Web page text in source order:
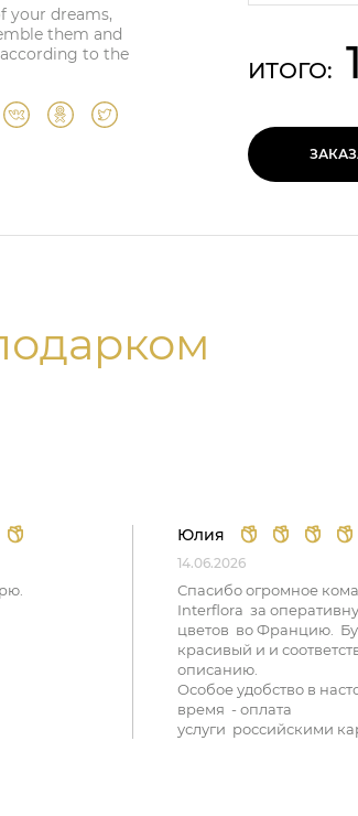
your dreams,
them and
to the
ИТОГО:
Юлия
14.06.2026
Спасибо огромное
Interflora за
цветов во Францию.
красивый и и
описанию.
Особое удобство в
время - оплата
услуги российскими